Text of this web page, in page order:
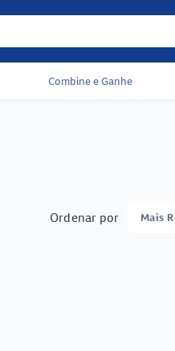
Combine e Ganhe
Ordenar por Mais